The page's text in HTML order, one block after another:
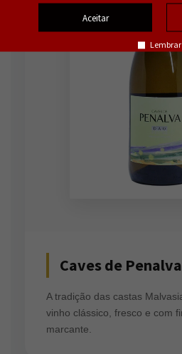
Aceitar
Lembrar
Caves de
A tradição das castas
vinho clássico, fresco e com
marcante.